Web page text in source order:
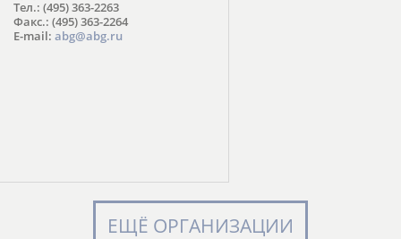
Тел.: (495) 363-2263
Факс.: (495) 363-2264
E-mail: abg@abg.ru
ЕЩЁ ОРГАНИЗАЦИИ